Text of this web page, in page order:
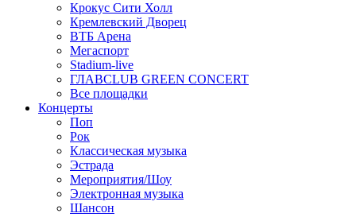
Крокус Сити Холл
Кремлевский Дворец
ВТБ Арена
Мегаспорт
Stadium-live
ГЛАВCLUB GREEN CONCERT
Все площадки
Концерты
Поп
Рок
Классическая музыка
Эстрада
Мероприятия/Шоу
Электронная музыка
Шансон